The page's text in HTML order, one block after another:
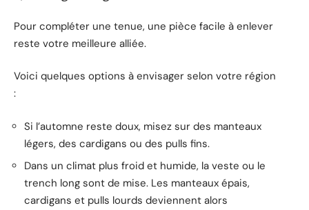
Pour compléter une tenue, une pièce facile à enlever
reste votre meilleure alliée.
Voici quelques options à envisager selon votre région
:
Si l’automne reste doux, misez sur des manteaux
légers, des cardigans ou des pulls fins.
Dans un climat plus froid et humide, la veste ou le
trench long sont de mise. Les manteaux épais,
cardigans et pulls lourds deviennent alors